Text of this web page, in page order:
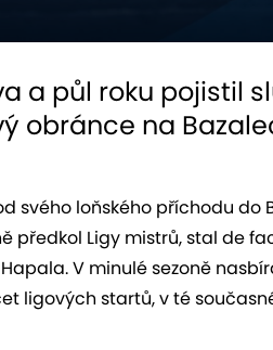
a půl roku pojistil
obránce na
svého loňského příchodu do
předkol Ligy mistrů, stal de
V minulé sezoně
ligových startů, v té